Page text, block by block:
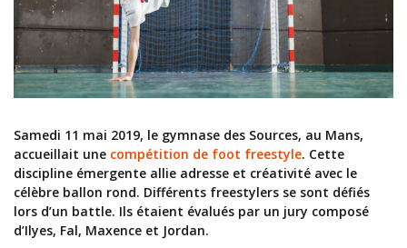
Samedi 11 mai 2019, le gymnase des Sources, au Mans,
accueillait une compétition de foot freestyle. Cette
discipline émergente allie adresse et créativité avec le
célèbre ballon rond. Différents freestylers se sont défiés
lors d’un battle. Ils étaient évalués par un jury composé
d’Ilyes, Fal, Maxence et Jordan.